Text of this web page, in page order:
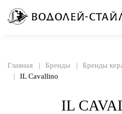
Главная Бренды
Бренды
IL Cavallino
IL